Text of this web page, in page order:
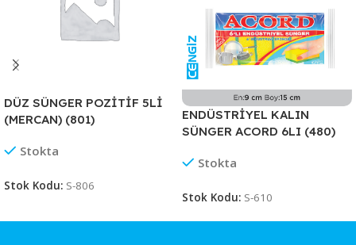
DÜZ SÜNGER POZİTİF 5Lİ
(MERCAN) (801)
Stokta
Stok Kodu: S-806
ENDÜSTRİYEL KALIN
SÜNGER ACORD 6LI (480)
Stokta
Stok Kodu: S-610